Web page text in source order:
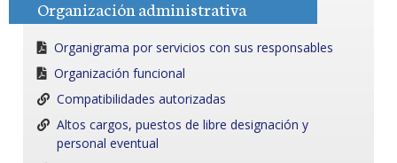
Organización administrativa
Organigrama por servicios con sus responsables
Organización funcional
Compatibilidades autorizadas
Altos cargos, puestos de libre designación y
personal eventual